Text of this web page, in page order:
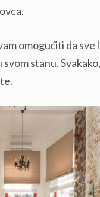
omogućiti da
stanu.